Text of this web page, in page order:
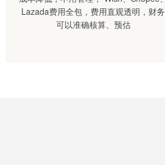
Lazada费用全包，费用直观透明，财务
可以准确核算、预估